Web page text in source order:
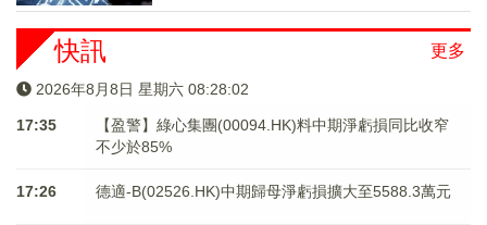
更多
快訊
2026年8月8日 星期六 08:28:03
17:35
【盈警】綠心集團(00094.HK)料中期淨虧損同比收窄
不少於85%
17:26 德適-B(02526.HK)中期歸母淨虧損擴大至5588.3萬元